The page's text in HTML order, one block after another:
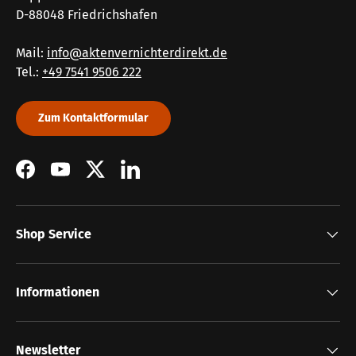
D-88048 Friedrichshafen
Mail: info@aktenvernichterdirekt.de
Tel.: +49 7541 9506 222
Zum Kontaktformular
FacebookYouTubeTwitterLinkedIn
Shop Service
Informationen
Newsletter